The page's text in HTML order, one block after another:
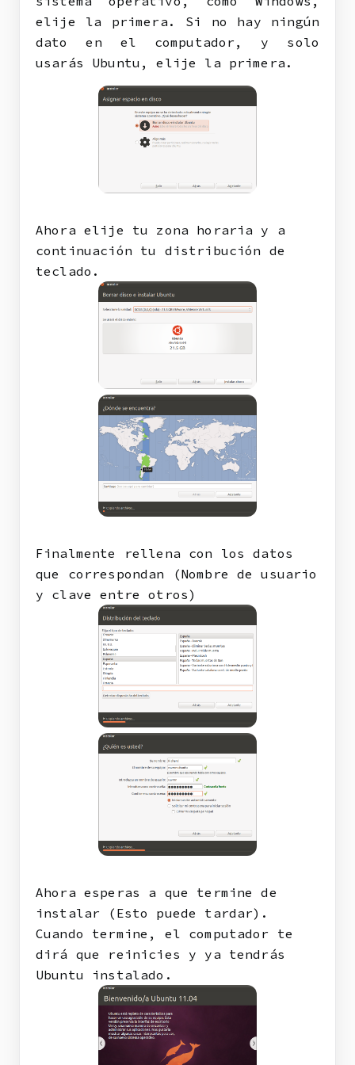
elije la primera. Si no hay ningún
dato en el computador, y solo
usarás Ubuntu, elije la primera.
Ahora elije tu zona horaria y a
continuación tu distribución de
teclado.
Finalmente rellena con los datos
que correspondan (Nombre de usuario
y clave entre otros)
Ahora esperas a que termine de
instalar (Esto puede tardar).
Cuando termine, el computador te
dirá que reinicies y ya tendrás
Ubuntu instalado.